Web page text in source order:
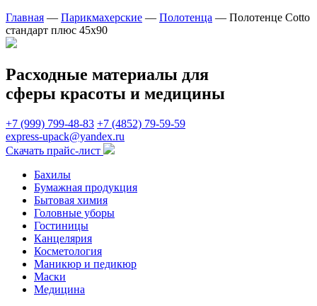
Главная — Парикмахерские — Полотенца — Полотенце Cotto
стандарт плюс 45х90
Расходные материалы для
сферы красоты и медицины
+7 (999) 799-48-83 +7 (4852) 79-59-59
express-upack@yandex.ru
Скачать прайс-лист
Бахилы
Бумажная продукция
Бытовая химия
Головные уборы
Гостиницы
Канцелярия
Косметология
Маникюр и педикюр
Маски
Медицина